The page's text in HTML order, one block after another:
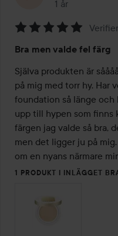
1 år
Inlägget
5
av
5
Bra men valde fel färg
Själva produkten är
på mig med torr hy. Har
foundation så länge och
upp till hypen som finns
färgen jag valde så bra,
men det ligger ju på
om en nyans närmare
1 PRODUKT I INLÄGGET